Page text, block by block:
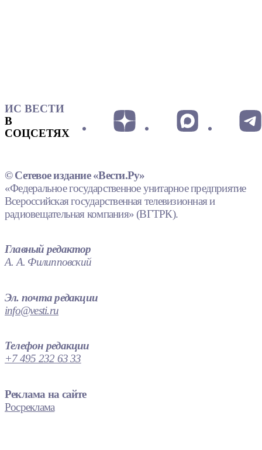
ИС ВЕСТИ
В
СОЦСЕТЯХ
© Сетевое издание «Вести.Ру»
«Федеральное государственное унитарное предприятие
Всероссийская государственная телевизионная и
радиовещательная компания» (ВГТРК).
Главный редактор
А. А. Филипповский
Эл. почта редакции
info@vesti.ru
Телефон редакции
+7 495 232 63 33
Реклама на сайте
Росреклама